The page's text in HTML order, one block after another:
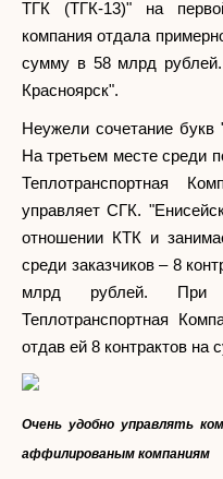
ТГК (ТГК-13)" на
компания отдала
сумму в 58 млрд
Красноярск".
Неужели сочетание букв
На третьем месте среди
Теплотранспортная
управляет СГК.
отношении КТК и
среди заказчиков – 8
млрд рублей. При
Теплотранспортная
отдав ей 8 контрактов
Очень удобно управлять
аффилированым компаниям